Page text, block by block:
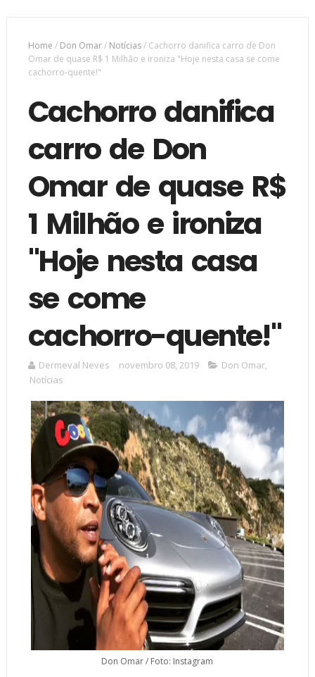
Home / Don Omar/ Notícias/ Cachorro danifica carro de Don
Omar de quase R$ 1 Milhão e ironiza "Hoje nesta casa se come
cachorro-quente!"
Cachorro danifica
carro de Don
Omar de quase R$
1 Milhão e ironiza
"Hoje nesta casa
se come
cachorro-quente!"
Dermeval Neves novembro 08, 2019 Don Omar,
Notícias
Don Omar / Foto: Instagram